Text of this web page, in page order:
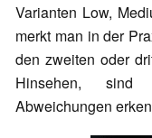
Varianten Low,
merkt man in der
den zweiten oder
Hinsehen, sind
Abweichungen